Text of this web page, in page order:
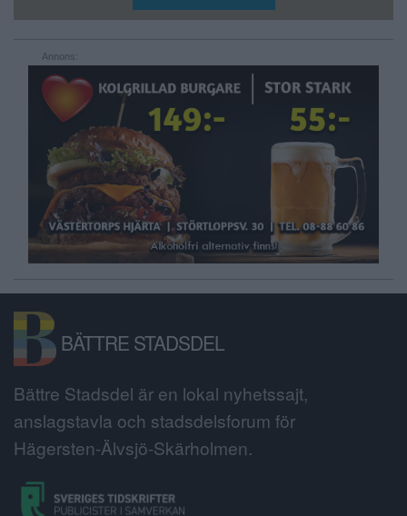
Annons:
BÄTTRE STADSDEL
Bättre Stadsdel är en lokal nyhetssajt,
anslagstavla och stadsdelsforum för
Hägersten-Älvsjö-Skärholmen.